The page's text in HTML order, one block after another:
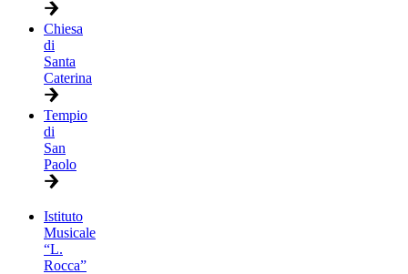
Chiesa
di
Santa
Caterina
Tempio
di
San
Paolo
Istituto
Musicale
“L.
Rocca”